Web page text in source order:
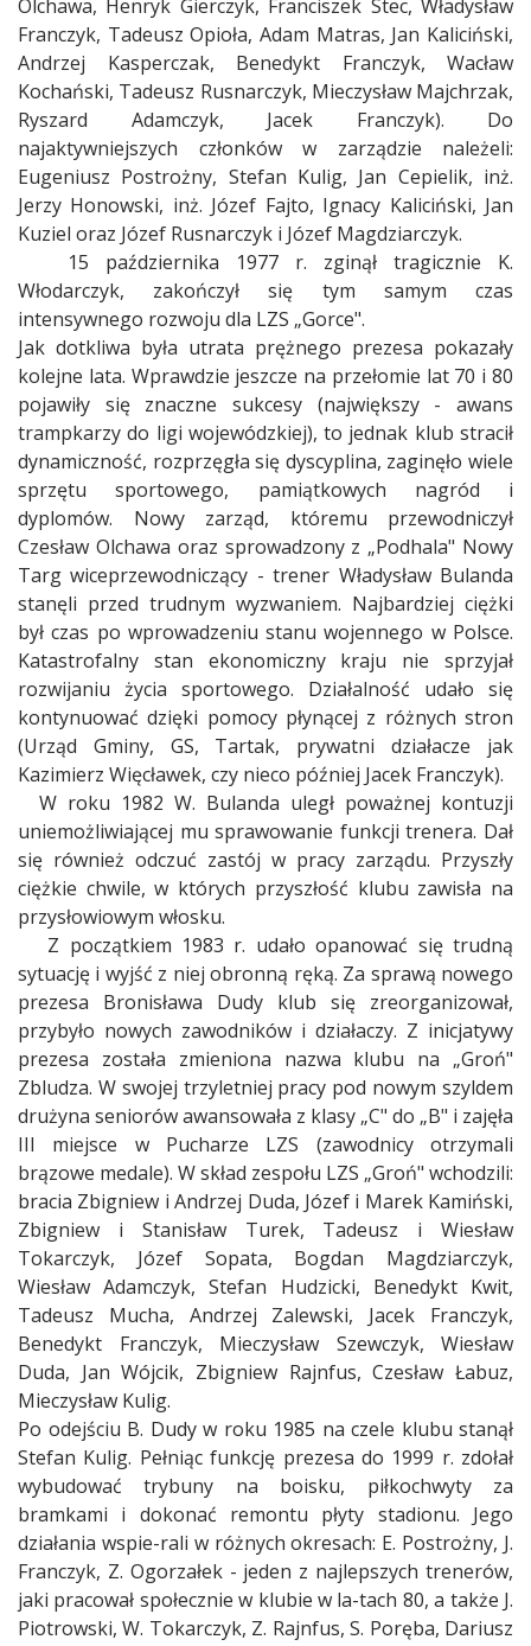
Olchawa, Henryk Gierczyk, Franciszek Stec, Władysław
Franczyk, Tadeusz Opioła, Adam Matras, Jan Kaliciński,
Andrzej Kasperczak, Benedykt Franczyk, Wacław
Kochański, Tadeusz Rusnarczyk, Mieczysław Majchrzak,
Ryszard Adamczyk, Jacek Franczyk). Do
najaktywniejszych członków w zarządzie należeli:
Eugeniusz Postrożny, Stefan Kulig, Jan Cepielik, inż.
Jerzy Honowski, inż. Józef Fajto, Ignacy Kaliciński, Jan
Kuziel oraz Józef Rusnarczyk i Józef Magdziarczyk.
15 października 1977 r. zginął tragicznie K.
Włodarczyk, zakończył się tym samym czas
intensywnego rozwoju dla LZS „Gorce".
Jak dotkliwa była utrata prężnego prezesa pokazały
kolejne lata. Wprawdzie jeszcze na przełomie lat 70 i 80
pojawiły się znaczne sukcesy (największy - awans
trampkarzy do ligi wojewódzkiej), to jednak klub stracił
dynamiczność, rozprzęgła się dyscyplina, zaginęło wiele
sprzętu sportowego, pamiątkowych nagród i
dyplomów. Nowy zarząd, któremu przewodniczył
Czesław Olchawa oraz sprowadzony z „Podhala" Nowy
Targ wiceprzewodniczący - trener Władysław Bulanda
stanęli przed trudnym wyzwaniem. Najbardziej ciężki
był czas po wprowadzeniu stanu wojennego w Polsce.
Katastrofalny stan ekonomiczny kraju nie sprzyjał
rozwijaniu życia sportowego. Działalność udało się
kontynuować dzięki pomocy płynącej z różnych stron
(Urząd Gminy, GS, Tartak, prywatni działacze jak
Kazimierz Więcławek, czy nieco później Jacek Franczyk).
W roku 1982 W. Bulanda uległ poważnej kontuzji
uniemożliwiającej mu sprawowanie funkcji trenera. Dał
się również odczuć zastój w pracy zarządu. Przyszły
ciężkie chwile, w których przyszłość klubu zawisła na
przysłowiowym włosku.
Z początkiem 1983 r. udało opanować się trudną
sytuację i wyjść z niej obronną ręką. Za sprawą nowego
prezesa Bronisława Dudy klub się zreorganizował,
przybyło nowych zawodników i działaczy. Z inicjatywy
prezesa została zmieniona nazwa klubu na „Groń"
Zbludza. W swojej trzyletniej pracy pod nowym szyldem
drużyna seniorów awansowała z klasy „C" do „B" i zajęła
III miejsce w Pucharze LZS (zawodnicy otrzymali
brązowe medale). W skład zespołu LZS „Groń" wchodzili:
bracia Zbigniew i Andrzej Duda, Józef i Marek Kamiński,
Zbigniew i Stanisław Turek, Tadeusz i Wiesław
Tokarczyk, Józef Sopata, Bogdan Magdziarczyk,
Wiesław Adamczyk, Stefan Hudzicki, Benedykt Kwit,
Tadeusz Mucha, Andrzej Zalewski, Jacek Franczyk,
Benedykt Franczyk, Mieczysław Szewczyk, Wiesław
Duda, Jan Wójcik, Zbigniew Rajnfus, Czesław Łabuz,
Mieczysław Kulig.
Po odejściu B. Dudy w roku 1985 na czele klubu stanął
Stefan Kulig. Pełniąc funkcję prezesa do 1999 r. zdołał
wybudować trybuny na boisku, piłkochwyty za
bramkami i dokonać remontu płyty stadionu. Jego
działania wspie-rali w różnych okresach: E. Postrożny, J.
Franczyk, Z. Ogorzałek - jeden z najlepszych trenerów,
jaki pracował społecznie w klubie w la-tach 80, a także J.
Piotrowski, W. Tokarczyk, Z. Rajnfus, S. Poręba, Dariusz